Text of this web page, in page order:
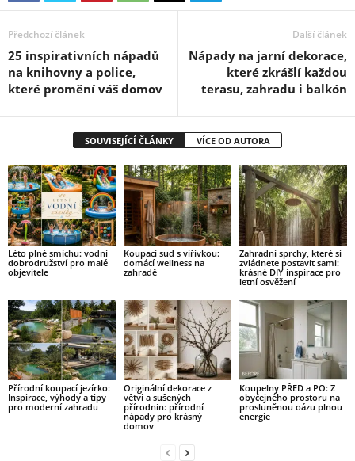
Předchozí článek
25 inspirativních nápadů
na knihovny a police,
které promění váš domov
Další článek
Nápady na jarní dekorace,
které zkrášlí každou
terasu, zahradu i balkón
SOUVISEJÍCÍ ČLÁNKY VÍCE OD AUTORA
Léto plné smíchu: vodní
dobrodružství pro malé
objevitele
Koupací sud s vířivkou:
domácí wellness na
zahradě
Zahradní sprchy, které si
zvládnete postavit sami:
krásné DIY inspirace pro
letní osvěžení
Přírodní koupací jezírko:
Inspirace, výhody a tipy
pro moderní zahradu
Originální dekorace z
větví a sušených
přírodnin: přírodní
nápady pro krásný
domov
Koupelny PŘED a PO: Z
obyčejného prostoru na
prosluněnou oázu plnou
energie